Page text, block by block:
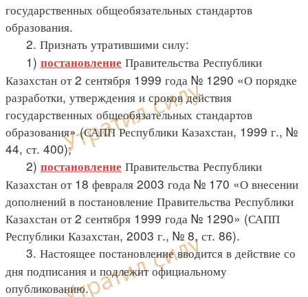
государственных общеобязательных стандартов
образования.
2. Признать утратившими силу:
1) постановление Правительства Республики
Казахстан от 2 сентября 1999 года № 1290 «О порядке
разработки, утверждения и сроков действия
государственных общеобязательных стандартов
образования» (САПП Республики Казахстан, 1999 г., №
44, ст. 400);
2) постановление Правительства Республики
Казахстан от 18 февраля 2003 года № 170 «О внесении
дополнений в постановление Правительства Республики
Казахстан от 2 сентября 1999 года № 1290» (САПП
Республики Казахстан, 2003 г., № 8, ст. 86).
3. Настоящее постановление вводится в действие со
дня подписания и подлежит официальному
опубликованию.